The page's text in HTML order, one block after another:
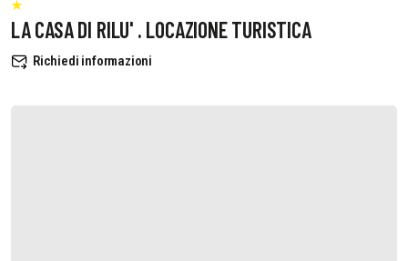
LA CASA DI RILU' . LOCAZIONE TURISTICA
Richiedi informazioni